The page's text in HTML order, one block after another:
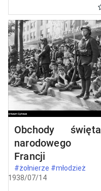
Obchody święta
narodowego
Francji
#żołnierze #młodzież
1938/07/14